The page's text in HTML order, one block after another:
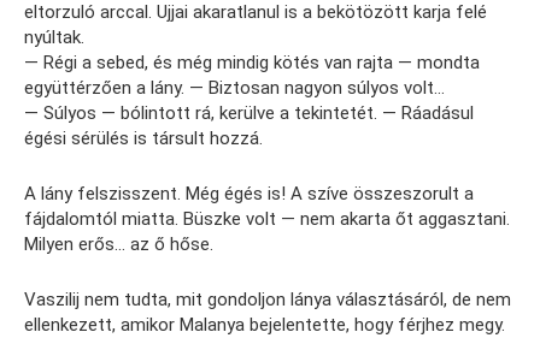
eltorzuló arccal. Ujjai akaratlanul is a bekötözött karja felé
nyúltak.
— Régi a sebed, és még mindig kötés van rajta — mondta
együttérzően a lány. — Biztosan nagyon súlyos volt…
— Súlyos — bólintott rá, kerülve a tekintetét. — Ráadásul
égési sérülés is társult hozzá.
A lány felszisszent. Még égés is! A szíve összeszorult a
fájdalomtól miatta. Büszke volt — nem akarta őt aggasztani.
Milyen erős… az ő hőse.
Vaszilij nem tudta, mit gondoljon lánya választásáról, de nem
ellenkezett, amikor Malanya bejelentette, hogy férjhez megy.